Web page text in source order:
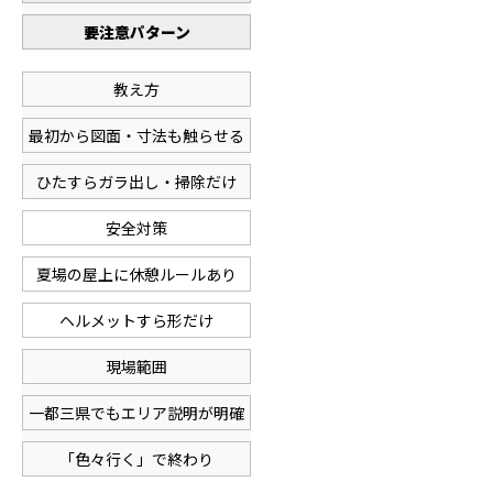
要注意パターン
教え方
最初から図面・寸法も触らせる
ひたすらガラ出し・掃除だけ
安全対策
夏場の屋上に休憩ルールあり
ヘルメットすら形だけ
現場範囲
一都三県でもエリア説明が明確
「色々行く」で終わり